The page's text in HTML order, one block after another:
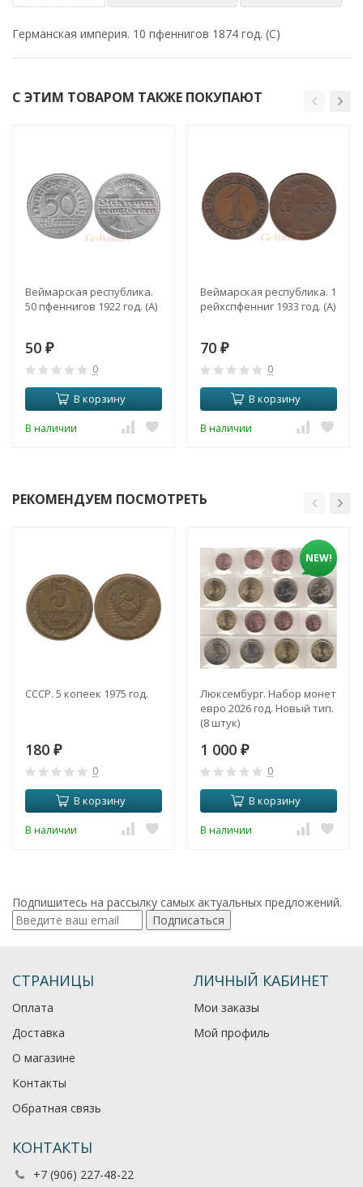
Германская империя. 10 пфеннигов 1874 год. (C)
С ЭТИМ ТОВАРОМ ТАКЖЕ ПОКУПАЮТ
Веймарская республика.
50 пфеннигов 1922 год. (A)
50 ₽
0
В корзину
В наличии
Веймарская республика. 1
рейхспфенниг 1933 год. (A)
70 ₽
0
В корзину
В наличии
РЕКОМЕНДУЕМ ПОСМОТРЕТЬ
СССР. 5 копеек 1975 год.
180 ₽
0
В корзину
В наличии
NEW!
Люксембург. Набор монет
евро 2026 год. Новый тип.
(8 штук)
1 000 ₽
0
В корзину
В наличии
Подпишитесь на рассылку самых актуальных предложений.
Подписаться
СТРАНИЦЫ
Оплата
Доставка
О магазине
Контакты
Обратная связь
ЛИЧНЫЙ КАБИНЕТ
Мои заказы
Мой профиль
КОНТАКТЫ
+7 (906) 227-48-22